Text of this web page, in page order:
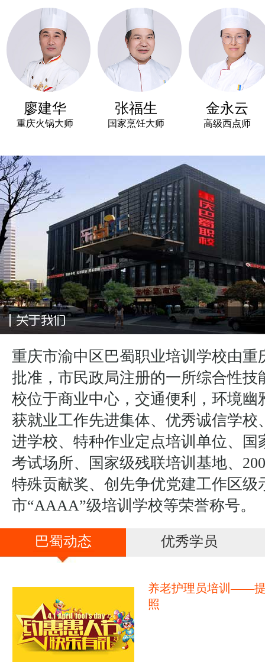
建华
火锅大师
张福生
国家烹饪大师
金永云
高级西点师
重庆市渝中区巴蜀职业培训学校由重
批准，市民政局注册的一所综合性技
校位于商业中心，交通便利，环境幽
获就业工作先进集体、优秀诚信学校
进学校、特种作业定点培训单位、国
考试场所、国家级残联培训基地、
特殊贡献奖、创先争优党建工作区级
市“AAAA”级培训学校等荣誉称号。
巴蜀动态 优秀学员
养老护理员培训——
照